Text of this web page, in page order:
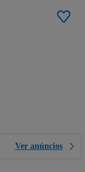
Ver anúncios